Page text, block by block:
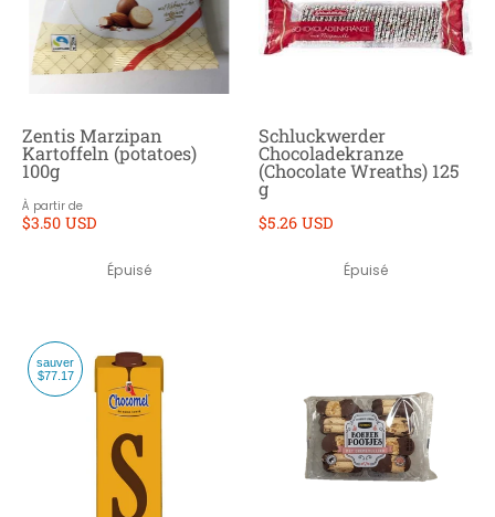
Zentis Marzipan
Kartoffeln (potatoes)
100g
À partir de
$3.50 USD
Épuisé
Schluckwerder
Chocoladekranze
(Chocolate Wreaths) 125
g
$5.26 USD
Épuisé
sauver
$77.17